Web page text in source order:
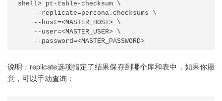
shell> pt-table-checksum \
    --replicate=percona.checksums \
    --host=<MASTER_HOST> \
    --user=<MASTER_USER> \
    --password=<MASTER_PASSWORD>
说明：replicate选项指定了结果保存到哪个库和表中，如果你愿
意，可以手动查询：